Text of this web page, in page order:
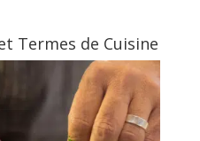
Termes de Cuisine